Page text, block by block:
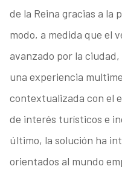
de la Reina gracias a la
modo, a medida que el
avanzado por la
una experiencia
contextualizada con el
de interés turísticos e
último, la solución ha
orientados al mundo